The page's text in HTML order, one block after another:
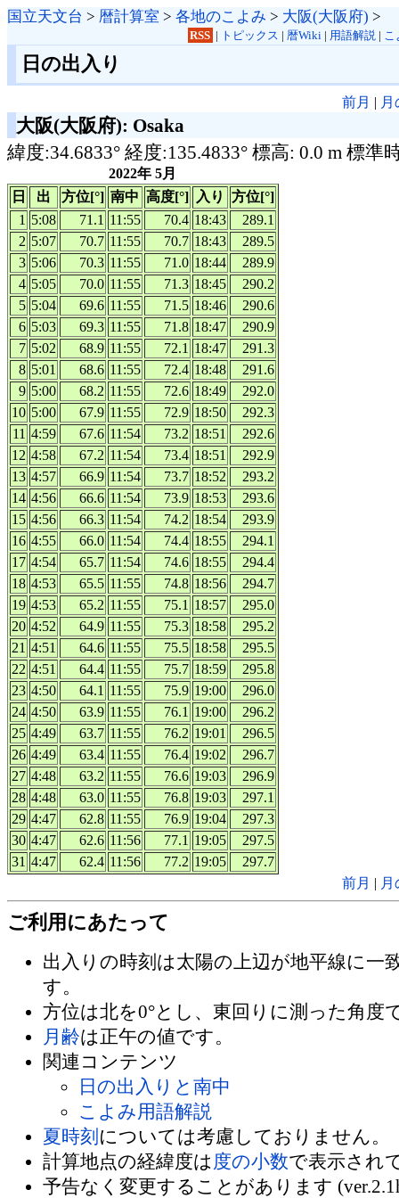
国立天文台 > 暦計算室 > 各地のこよみ > 大阪(大阪府) >
RSS | トピックス | 暦Wiki| 用語解説| こ
日の出入り
前月 |
大阪(大阪府): Osaka
緯度:34.6833° 経度:135.4833° 標高: 0.0 m 標準
2022年 5月
日
出 方位[°] 南中 高度[°] 入り
方位[°]
1 5:08 71.1 11:55 70.4 18:43
289.1
2 5:07 70.7 11:55 70.7 18:43
289.5
3 5:06 70.3 11:55 71.0 18:44
289.9
4 5:05 70.0 11:55 71.3 18:45
290.2
5 5:04 69.6 11:55 71.5 18:46
290.6
6 5:03 69.3 11:55 71.8 18:47
290.9
7 5:02 68.9 11:55 72.1 18:47
291.3
8 5:01 68.6 11:55 72.4 18:48
291.6
9 5:00 68.2 11:55 72.6 18:49
292.0
10 5:00 67.9 11:55 72.9 18:50
292.3
11 4:59 67.6 11:54 73.2 18:51
292.6
12 4:58 67.2 11:54 73.4 18:51
292.9
13 4:57 66.9 11:54 73.7 18:52
293.2
14 4:56 66.6 11:54 73.9 18:53
293.6
15 4:56 66.3 11:54 74.2 18:54
293.9
16 4:55 66.0 11:54 74.4 18:55
294.1
17 4:54 65.7 11:54 74.6 18:55
294.4
18 4:53 65.5 11:55 74.8 18:56
294.7
19 4:53 65.2 11:55 75.1 18:57
295.0
20 4:52 64.9 11:55 75.3 18:58
295.2
21 4:51 64.6 11:55 75.5 18:58
295.5
22 4:51 64.4 11:55 75.7 18:59
295.8
23 4:50 64.1 11:55 75.9 19:00
296.0
24 4:50 63.9 11:55 76.1 19:00
296.2
25 4:49 63.7 11:55 76.2 19:01
296.5
26 4:49 63.4 11:55 76.4 19:02
296.7
27 4:48 63.2 11:55 76.6 19:03
296.9
28 4:48 63.0 11:55 76.8 19:03
297.1
29 4:47 62.8 11:55 76.9 19:04
297.3
30 4:47 62.6 11:56 77.1 19:05
297.5
31 4:47 62.4 11:56 77.2 19:05
297.7
前月 |
ご利用にあたって
出入りの時刻は太陽の上辺が地平線に一
す。
方位は北を0°とし、東回りに測った角度
月齢は正午の値です。
関連コンテンツ
日の出入りと南中
こよみ用語解説
夏時刻 については考慮しておりません。
計算地点の経緯度は 度の小数で表示され
予告なく変更することがあります